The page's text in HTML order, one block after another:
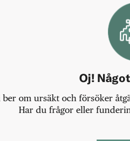
Oj!
ber om ursäkt och försöker
Har du frågor eller